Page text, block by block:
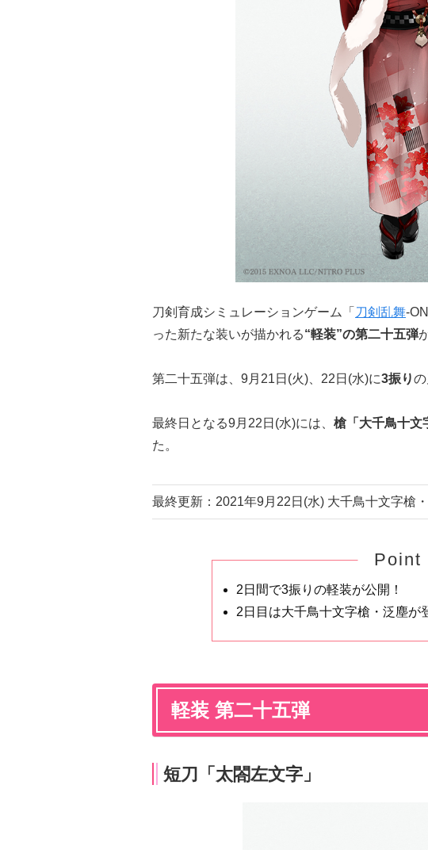
刀剣育成シミュレーションゲーム「 刀剣乱舞-
った新たな装いが描かれる“軽装”の第二十五弾
第二十五弾は、9月21日(火)、22日(水)に3振り
最終日となる9月22日(水)には、 槍「大千鳥十文
た。
最終更新：2021年9月22日(水) 大千鳥十文字槍
Point
2日間で3振りの軽装が公開！
2日目は大千鳥十文字槍・泛塵が
軽装 第二十五弾
短刀「太閤左文字」